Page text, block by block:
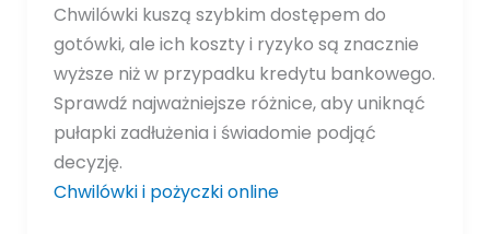
Chwilówki kuszą szybkim dostępem do
gotówki, ale ich koszty i ryzyko są znacznie
wyższe niż w przypadku kredytu bankowego.
Sprawdź najważniejsze różnice, aby uniknąć
pułapki zadłużenia i świadomie podjąć
decyzję.
Chwilówki i pożyczki online